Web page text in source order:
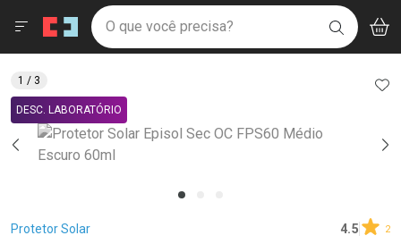
Drogaria São Paulo
Ir direto para a home
pela página
Ir direto para o conteúdo
Ir direto para a busca
Ir direto para a conta
Ir direto para a ajuda
Ir direto para a notificações
Ir direto para o carrinho
Ir direto para o menu
Faça a sua busca
O que você precisa? BUSCAR
Menu
Breadcrumb
Protetor Solar 4.5 2
DESC. LABORATÓRIO
1 / 3